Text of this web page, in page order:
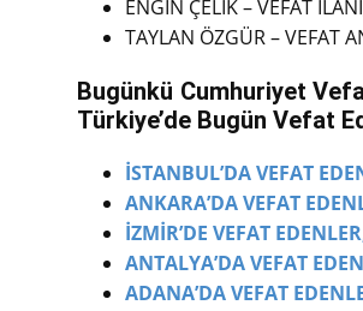
ENGİN ÇELİK – VEFAT
TAYLAN ÖZGÜR – VEFAT
Bugünkü Cumhuriyet
Türkiye’de Bugün Vefat
İSTANBUL’DA VEFAT
ANKARA’DA VEFAT
İZMİR’DE VEFAT
ANTALYA’DA VEFAT
ADANA’DA VEFAT